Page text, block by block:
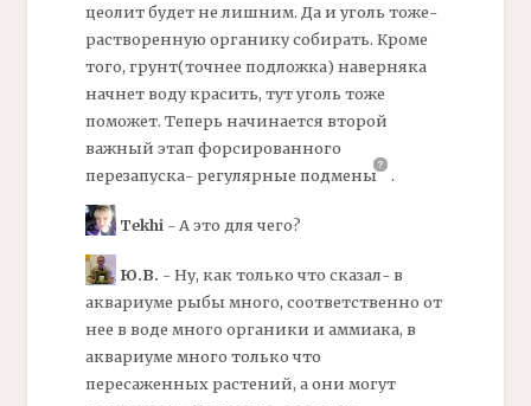
цеолитбудет не лишним. Да и уголь тоже-
растворенную органикусобирать. Кроме
того, грунт(точнее подложка) наверняка
начнет воду красить, тут уголь тоже
поможет. Теперь начинается второй
важный этап форсированного
перезапуска- регулярные подмены .
Tekhi - А это для чего?
Ю.В. - Ну, как только что сказал- в
аквариуме рыбы много, соответственно от
нее в воде много органики и аммиака, в
аквариуме много только что
пересаженных растений, а они могут